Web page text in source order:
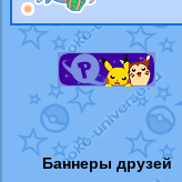
Баннеры друзей